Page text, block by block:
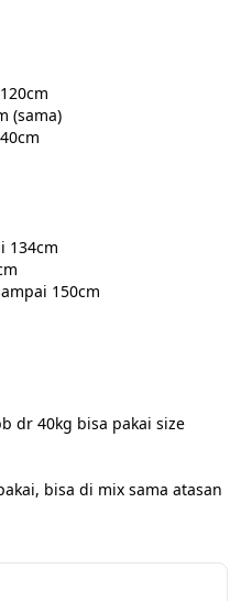
(sama)
134cm
150cm
dr 40kg bisa pakai size
bisa di mix sama atasan